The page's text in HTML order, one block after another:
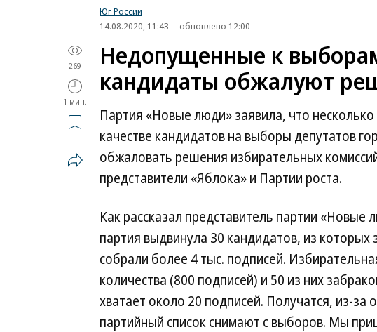
Юг России
14.08.2020, 11:43
обновлено 12:00
269
1 мин.
Недопущенные к
кандидаты обжалуют
Партия «Новые люди» заявила, что
качестве кандидатов на выборы депутатов
обжаловать решения избирательных
представители «Яблока» и Партии роста.
Как рассказал представитель партии «Новые
партия выдвинула 30 кандидатов, из
собрали более 4 тыс. подписей.
количества (800 подписей) и 50 из них
хватает около 20 подписей. Получатся, из-
партийный список снимают с выборов. Мы